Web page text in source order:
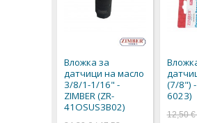
Вложка за
датчици на масло
3/8/1-1/16" -
ZIMBER (ZR-
41OSUS3B02)
(7/8") -
6023)
12,50 €